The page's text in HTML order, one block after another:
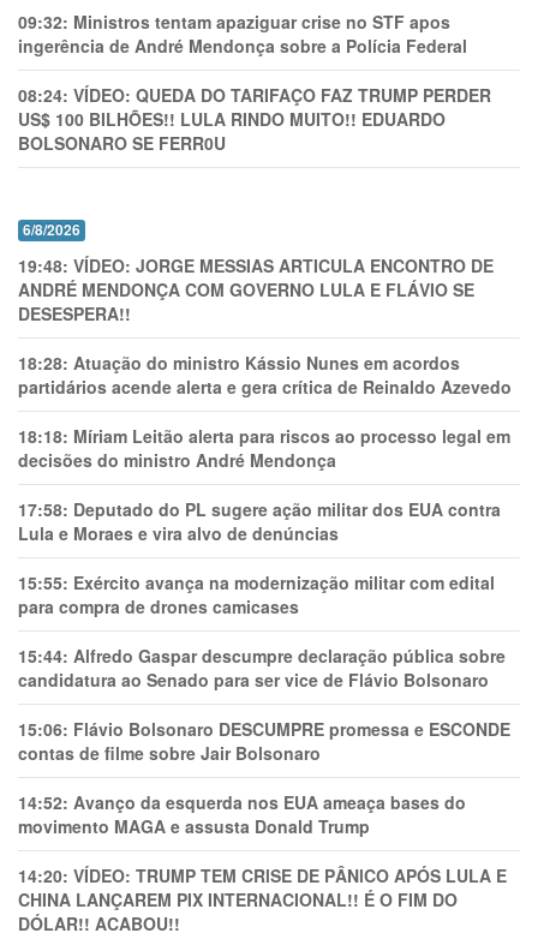
09:32: Ministros tentam apaziguar crise no STF apos
ingerência de André Mendonça sobre a Polícia Federal
08:24: VÍDEO: QUEDA DO TARIFAÇO FAZ TRUMP PERDER
US$ 100 BILHÕES!! LULA RINDO MUITO!! EDUARDO
BOLSONARO SE FERR0U
6/8/2026
19:48: VÍDEO: JORGE MESSIAS ARTICULA ENCONTRO DE
ANDRÉ MENDONÇA COM GOVERNO LULA E FLÁVIO SE
DESESPERA!!
18:28: Atuação do ministro Kássio Nunes em acordos
partidários acende alerta e gera crítica de Reinaldo Azevedo
18:18: Míriam Leitão alerta para riscos ao processo legal em
decisões do ministro André Mendonça
17:58: Deputado do PL sugere ação militar dos EUA contra
Lula e Moraes e vira alvo de denúncias
15:55: Exército avança na modernização militar com edital
para compra de drones camicases
15:44: Alfredo Gaspar descumpre declaração pública sobre
candidatura ao Senado para ser vice de Flávio Bolsonaro
15:06: Flávio Bolsonaro DESCUMPRE promessa e ESCONDE
contas de filme sobre Jair Bolsonaro
14:52: Avanço da esquerda nos EUA ameaça bases do
movimento MAGA e assusta Donald Trump
14:20: VÍDEO: TRUMP TEM CRlSE DE PÂNlCO APÓS LULA E
CHINA LANÇAREM PIX INTERNACIONAL!! É O FIM DO
DÓLAR!! ACABOU!!